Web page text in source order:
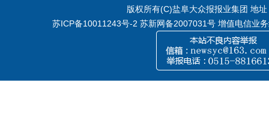
版权所有(C)盐阜大众报报业集团 地
苏ICP备10011243号-2 苏新网备2007031号 增值电信业